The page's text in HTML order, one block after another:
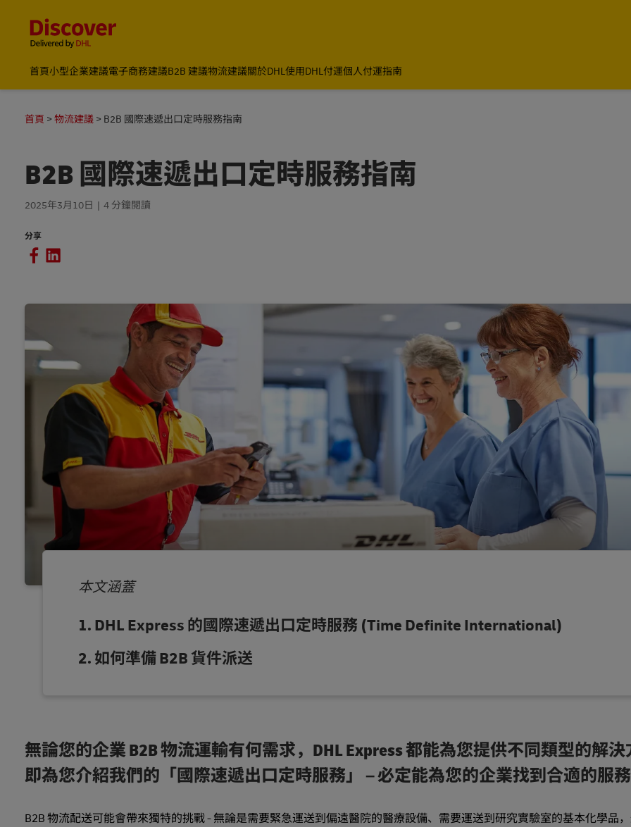
首頁小型企業建議電子商務建議B2B 建議物流建議關於DHL使用DHL付運個人付運指南
首頁 物流建議 B2B 國際速遞出口定時服務指南
B2B 國際速遞出口定時服務指南
2025年3月10日 4 分鐘閱讀
分享
本文涵蓋
DHL Express 的國際速遞出口定時服務 (Time Definite International)
如何準備 B2B 貨件派送
無論您的企業 B2B 物流運輸有何需求，DHL Express 都能為您提供不同類型的解
即為您介紹我們的「國際速遞出口定時服務」 – 必定能為您的企業找到合適的服
B2B 物流配送可能會帶來獨特的挑戰 - 無論是需要緊急運送到偏遠醫院的醫療設備、需要運送到研究實驗室的基本化學品